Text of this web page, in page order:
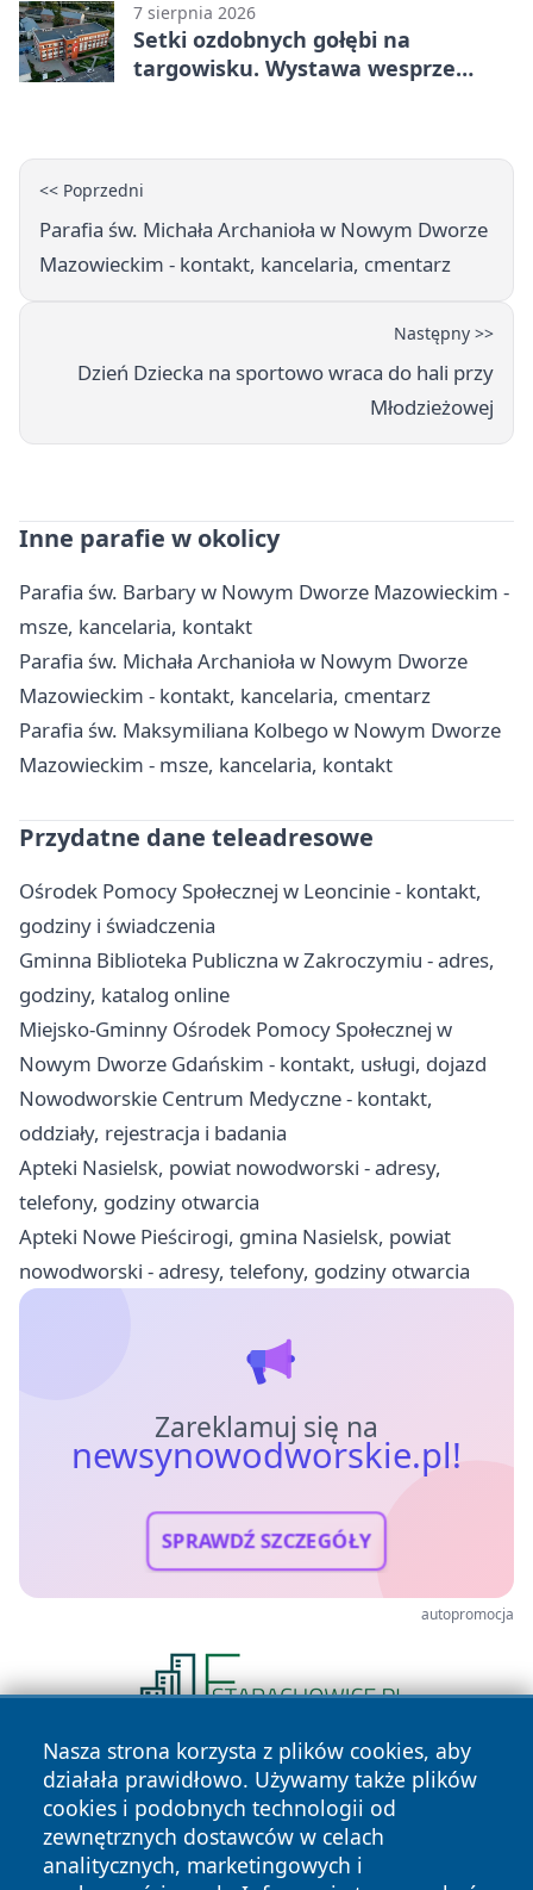
7 sierpnia 2026
Setki ozdobnych gołębi na
targowisku. Wystawa wesprze
<< Poprzedni
Parafia św. Michała Archanioła w Nowym Dworze
Mazowieckim - kontakt, kancelaria, cmentarz
Następny >>
Dzień Dziecka na sportowo wraca do hali przy
Młodzieżowej
Inne parafie w okolicy
Parafia św. Barbary w Nowym Dworze Mazowieckim -
msze, kancelaria, kontakt
Parafia św. Michała Archanioła w Nowym Dworze
Mazowieckim - kontakt, kancelaria, cmentarz
Parafia św. Maksymiliana Kolbego w Nowym Dworze
Mazowieckim - msze, kancelaria, kontakt
Przydatne dane teleadresowe
Ośrodek Pomocy Społecznej w Leoncinie - kontakt,
godziny i świadczenia
Gminna Biblioteka Publiczna w Zakroczymiu - adres,
godziny, katalog online
Miejsko-Gminny Ośrodek Pomocy Społecznej w
Nowym Dworze Gdańskim - kontakt, usługi, dojazd
Nowodworskie Centrum Medyczne - kontakt,
oddziały, rejestracja i badania
Apteki Nasielsk, powiat nowodworski - adresy,
telefony, godziny otwarcia
Apteki Nowe Pieścirogi, gmina Nasielsk, powiat
nowodworski - adresy, telefony, godziny otwarcia
Zareklamuj się na
newsynowodworskie.pl!
SPRAWDŹ SZCZEGÓŁY
autopromocja
Nasza strona korzysta z plików cookies, aby
działała prawidłowo. Używamy także plików
cookies i podobnych technologii od
zewnętrznych dostawców w celach
analitycznych, marketingowych i